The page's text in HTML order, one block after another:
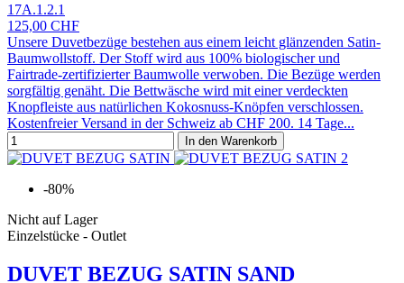
17A.1.2.1
125,00 CHF
Unsere Duvetbezüge bestehen aus einem leicht glänzenden Satin-
Baumwollstoff. Der Stoff wird aus 100% biologischer und
Fairtrade-zertifizierter Baumwolle verwoben. Die Bezüge werden
sorgfältig genäht. Die Bettwäsche wird mit einer verdeckten
Knopfleiste aus natürlichen Kokosnuss-Knöpfen verschlossen.
Kostenfreier Versand in der Schweiz ab CHF 200. 14 Tage...
In den Warenkorb
-80%
Nicht auf Lager
Einzelstücke - Outlet
DUVET BEZUG SATIN SAND